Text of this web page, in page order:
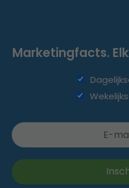
Marketingfacts.